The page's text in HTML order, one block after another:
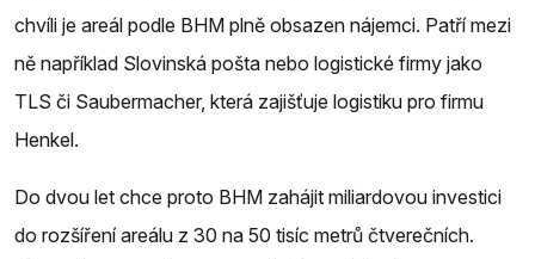
chvíli je areál podle BHM plně obsazen nájemci. Patří mezi
ně například Slovinská pošta nebo logistické firmy jako
TLS či Saubermacher, která zajišťuje logistiku pro firmu
Henkel.
Do dvou let chce proto BHM zahájit miliardovou investici
do rozšíření areálu z 30 na 50 tisíc metrů čtverečních.